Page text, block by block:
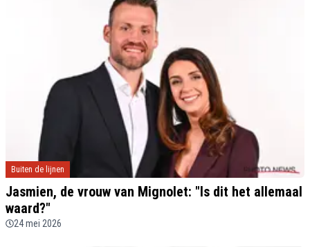
Buiten de lijnen
Jasmien, de vrouw van Mignolet: "Is dit het allemaal
waard?"
24 mei 2026